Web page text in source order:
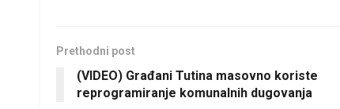
Prethodni post
(VIDEO) Građani Tutina masovno koriste
reprogramiranje komunalnih dugovanja